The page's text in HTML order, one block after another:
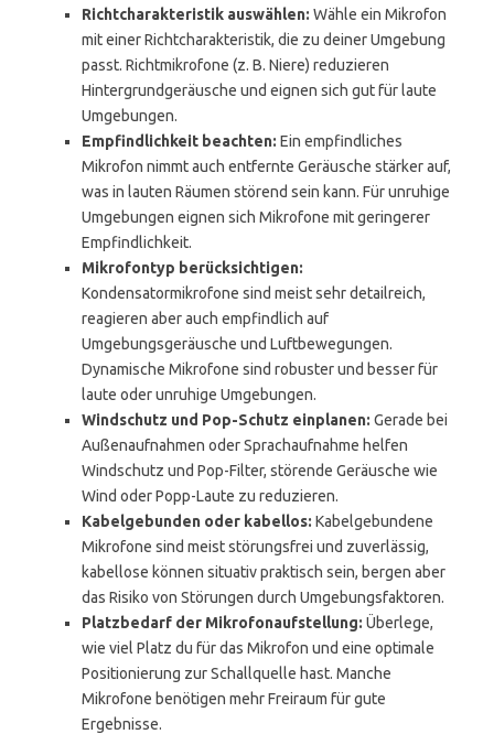
Richtcharakteristik auswählen: Wähle ein Mikrofon
mit einer Richtcharakteristik, die zu deiner Umgebung
passt. Richtmikrofone (z. B. Niere) reduzieren
Hintergrundgeräusche und eignen sich gut für laute
Umgebungen.
Empfindlichkeit beachten: Ein empfindliches
Mikrofon nimmt auch entfernte Geräusche stärker auf,
was in lauten Räumen störend sein kann. Für unruhige
Umgebungen eignen sich Mikrofone mit geringerer
Empfindlichkeit.
Mikrofontyp berücksichtigen:
Kondensatormikrofone sind meist sehr detailreich,
reagieren aber auch empfindlich auf
Umgebungsgeräusche und Luftbewegungen.
Dynamische Mikrofone sind robuster und besser für
laute oder unruhige Umgebungen.
Windschutz und Pop-Schutz einplanen: Gerade bei
Außenaufnahmen oder Sprachaufnahme helfen
Windschutz und Pop-Filter, störende Geräusche wie
Wind oder Popp-Laute zu reduzieren.
Kabelgebunden oder kabellos: Kabelgebundene
Mikrofone sind meist störungsfrei und zuverlässig,
kabellose können situativ praktisch sein, bergen aber
das Risiko von Störungen durch Umgebungsfaktoren.
Platzbedarf der Mikrofonaufstellung: Überlege,
wie viel Platz du für das Mikrofon und eine optimale
Positionierung zur Schallquelle hast. Manche
Mikrofone benötigen mehr Freiraum für gute
Ergebnisse.